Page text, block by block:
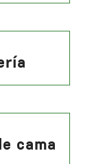
cama